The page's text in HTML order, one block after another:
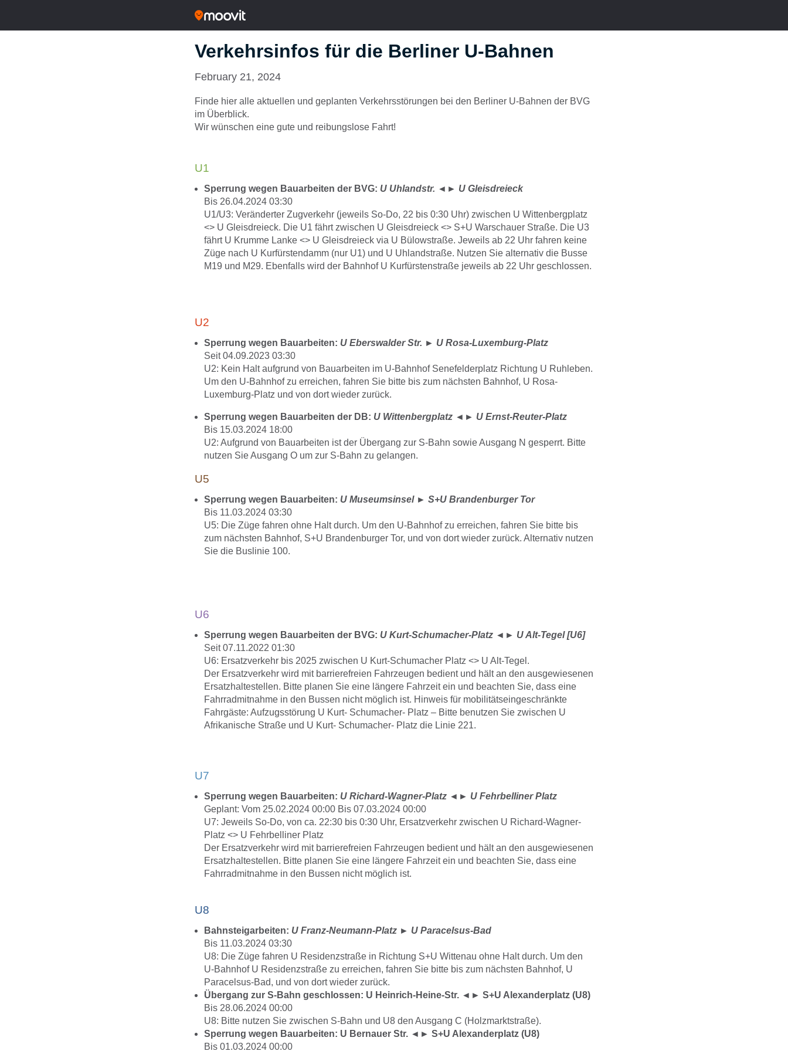
Verkehrsinfos für die Berliner U-Bahnen
February 21, 2024
Finde hier alle aktuellen und geplanten Verkehrsstörungen bei den Berliner U-Bahnen der BVG
im Überblick.
Wir wünschen eine gute und reibungslose Fahrt!
U1
Sperrung wegen Bauarbeiten der BVG: U Uhlandstr. ◄► U Gleisdreieck
Bis 26.04.2024 03:30
U1/U3: Veränderter Zugverkehr (jeweils So-Do, 22 bis 0:30 Uhr) zwischen U Wittenbergplatz
<> U Gleisdreieck. Die U1 fährt zwischen U Gleisdreieck <> S+U Warschauer Straße. Die U3
fährt U Krumme Lanke <> U Gleisdreieck via U Bülowstraße. Jeweils ab 22 Uhr fahren keine
Züge nach U Kurfürstendamm (nur U1) und U Uhlandstraße. Nutzen Sie alternativ die Busse
M19 und M29. Ebenfalls wird der Bahnhof U Kurfürstenstraße jeweils ab 22 Uhr geschlossen.
U2
Sperrung wegen Bauarbeiten: U Eberswalder Str. ► U Rosa-Luxemburg-Platz
Seit 04.09.2023 03:30
U2: Kein Halt aufgrund von Bauarbeiten im U-Bahnhof Senefelderplatz Richtung U Ruhleben.
Um den U-Bahnhof zu erreichen, fahren Sie bitte bis zum nächsten Bahnhof, U Rosa-
Luxemburg-Platz und von dort wieder zurück.
Sperrung wegen Bauarbeiten der DB: U Wittenbergplatz ◄► U Ernst-Reuter-Platz
Bis 15.03.2024 18:00
U2: Aufgrund von Bauarbeiten ist der Übergang zur S-Bahn sowie Ausgang N gesperrt. Bitte
nutzen Sie Ausgang O um zur S-Bahn zu gelangen.
U5
Sperrung wegen Bauarbeiten: U Museumsinsel ► S+U Brandenburger Tor
Bis 11.03.2024 03:30
U5: Die Züge fahren ohne Halt durch. Um den U-Bahnhof zu erreichen, fahren Sie bitte bis
zum nächsten Bahnhof, S+U Brandenburger Tor, und von dort wieder zurück. Alternativ nutzen
Sie die Buslinie 100.
U6
Sperrung wegen Bauarbeiten der BVG: U Kurt-Schumacher-Platz ◄► U Alt-Tegel [U6]
Seit 07.11.2022 01:30
U6: Ersatzverkehr bis 2025 zwischen U Kurt-Schumacher Platz <> U Alt-Tegel.
Der Ersatzverkehr wird mit barrierefreien Fahrzeugen bedient und hält an den ausgewiesenen
Ersatzhaltestellen. Bitte planen Sie eine längere Fahrzeit ein und beachten Sie, dass eine
Fahrradmitnahme in den Bussen nicht möglich ist. Hinweis für mobilitätseingeschränkte
Fahrgäste: Aufzugsstörung U Kurt- Schumacher- Platz – Bitte benutzen Sie zwischen U
Afrikanische Straße und U Kurt- Schumacher- Platz die Linie 221.
U7
Sperrung wegen Bauarbeiten: U Richard-Wagner-Platz ◄► U Fehrbelliner Platz
Geplant: Vom 25.02.2024 00:00 Bis 07.03.2024 00:00
U7: Jeweils So-Do, von ca. 22:30 bis 0:30 Uhr, Ersatzverkehr zwischen U Richard-Wagner-
Platz <> U Fehrbelliner Platz
Der Ersatzverkehr wird mit barrierefreien Fahrzeugen bedient und hält an den ausgewiesenen
Ersatzhaltestellen. Bitte planen Sie eine längere Fahrzeit ein und beachten Sie, dass eine
Fahrradmitnahme in den Bussen nicht möglich ist.
U8
Bahnsteigarbeiten: U Franz-Neumann-Platz ► U Paracelsus-Bad
Bis 11.03.2024 03:30
U8: Die Züge fahren U Residenzstraße in Richtung S+U Wittenau ohne Halt durch. Um den
U-Bahnhof U Residenzstraße zu erreichen, fahren Sie bitte bis zum nächsten Bahnhof, U
Paracelsus-Bad, und von dort wieder zurück.
Übergang zur S-Bahn geschlossen: U Heinrich-Heine-Str. ◄► S+U Alexanderplatz (U8)
Bis 28.06.2024 00:00
U8: Bitte nutzen Sie zwischen S-Bahn und U8 den Ausgang C (Holzmarktstraße).
Sperrung wegen Bauarbeiten: U Bernauer Str. ◄► S+U Alexanderplatz (U8)
Bis 01.03.2024 00:00